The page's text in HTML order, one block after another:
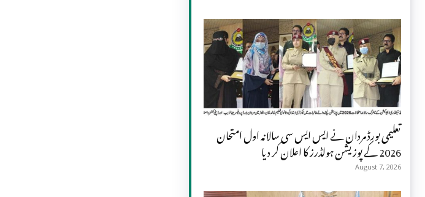
تعلیمی بورڈ مردان نے ایس ایس سی سالانہ اول امتحان
2026 کے پوزیشن ہولڈرز کا اعلان کر دیا
August 7, 2026